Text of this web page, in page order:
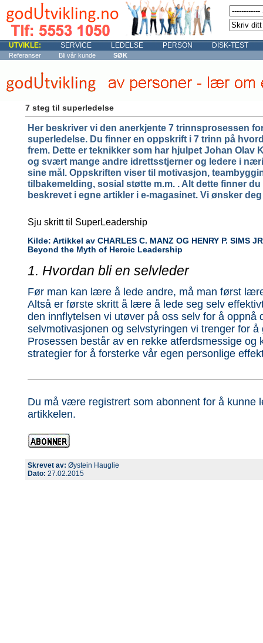
UTVIKLE: SERVICE LEDELSE PERSON DISK-TEST
Referanser Bli vår kunde SØK
7 steg til superledelse
Her beskriver vi den anerkjente 7 trinnsprosessen
superledelse. Du finner en oppskrift i 7 trinn på
frem. Dette er teknikker som har hjulpet Johan Olav
og svært mange andre idrettsstjerner og ledere i
sine mål. Oppskriften viser til motivasjon,
tilbakemelding, sosial støtte m.m. . Alt dette finner
beskrevet i egne artikler i e-magasinet. Vi ønsker
Sju skritt til SuperLeadership
Kilde: Artikkel av CHARLES C. MANZ OG HENRY P. SIMS
Beyond the Myth of Heroic Leadership
1. Hvordan bli en selvleder
Før man kan lære å lede andre, må man først
Altså er første skritt å lære å lede seg selv
den innflytelsen vi utøver på oss selv for å oppnå
selvmotivasjonen og selvstyringen vi trenger for
Prosessen består av en rekke atferdsmessige og
strategier for å forsterke vår egen personlige
Du må være registrert som abonnent for å kunne
artikkelen.
Skrevet av: Øystein Hauglie
Dato: 27.02.2015